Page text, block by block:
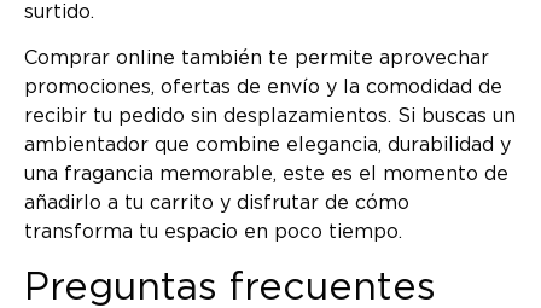
surtido.
Comprar online también te permite aprovechar
promociones, ofertas de envío y la comodidad de
recibir tu pedido sin desplazamientos. Si buscas un
ambientador que combine elegancia, durabilidad y
una fragancia memorable, este es el momento de
añadirlo a tu carrito y disfrutar de cómo
transforma tu espacio en poco tiempo.
Preguntas frecuentes